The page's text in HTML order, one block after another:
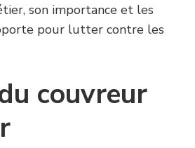
son importance et les
pour lutter contre les
couvreur